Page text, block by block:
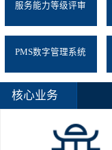
服务能力等级评审
PMS数字管理系统
核心业务